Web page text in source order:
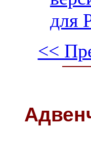
для
<<